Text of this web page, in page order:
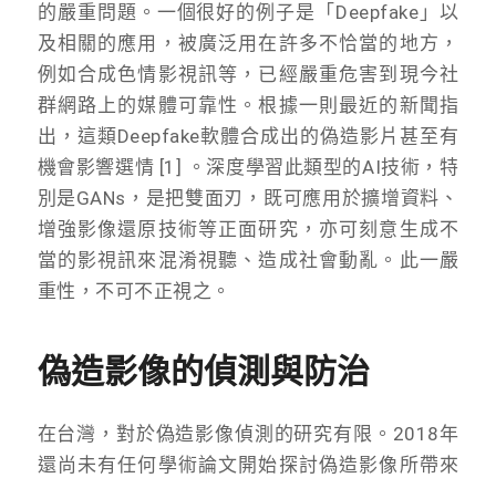
的嚴重問題。一個很好的例子是「Deepfake」以
及相關的應用，被廣泛用在許多不恰當的地方，
例如合成色情影視訊等，已經嚴重危害到現今社
群網路上的媒體可靠性。根據一則最近的新聞指
出，這類Deepfake軟體合成出的偽造影片甚至有
機會影響選情 [1] 。深度學習此類型的AI技術，特
別是GANs，是把雙面刃，既可應用於擴增資料、
增強影像還原技術等正面研究，亦可刻意生成不
當的影視訊來混淆視聽、造成社會動亂。此一嚴
重性，不可不正視之。
偽造影像的偵測與防治
在台灣，對於偽造影像偵測的研究有限。2018年
還尚未有任何學術論文開始探討偽造影像所帶來